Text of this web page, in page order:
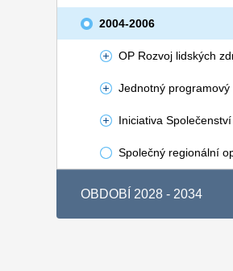
2004-2006
OP Rozvoj lidských
Jednotný
Iniciativa Společenství
Společný regionální
OBDOBÍ 2028 - 2034